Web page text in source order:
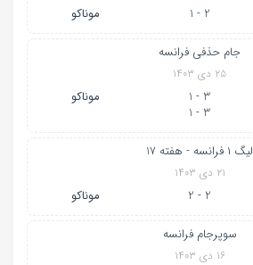
2 - 1 موناکو
جام حذفی فرانسه
۲۵ دی ۱۴۰۳
3 - 1
3 - 1
موناکو
لیگ ۱ فرانسه - هفته 17
۲۱ دی ۱۴۰۳
2 - 2 موناکو
سوپرجام فرانسه
۱۶ دی ۱۴۰۳